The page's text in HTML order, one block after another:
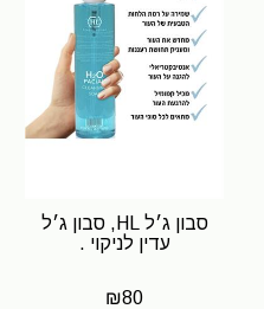
סבון ג׳ל HL, סבון ג׳ל
עדין ‏לניקוי .
₪80